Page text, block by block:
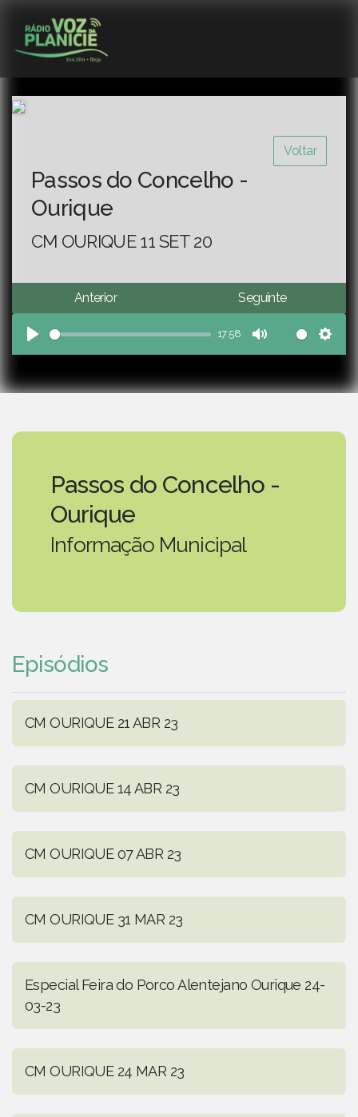
Voltar
Passos do Concelho -
Ourique
CM OURIQUE 11 SET 20
Anterior Seguinte
Play
17:58
Mute
Passos do Concelho -
Ourique
Informação Municipal
Episódios
CM OURIQUE 21 ABR 23
CM OURIQUE 14 ABR 23
CM OURIQUE 07 ABR 23
CM OURIQUE 31 MAR 23
Especial Feira do Porco Alentejano Ourique 24-
03-23
CM OURIQUE 24 MAR 23